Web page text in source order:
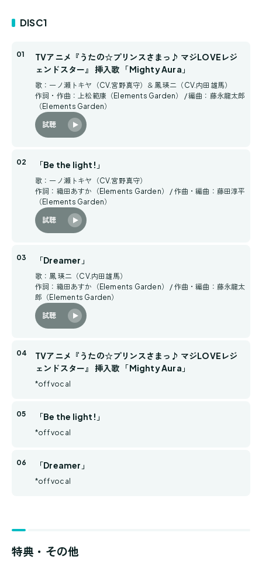
DISC1
TVアニメ『うたの☆プリンスさまっ♪ マジLOVEレジ
ェンドスター』 挿入歌 「Mighty Aura」
歌：一ノ瀬トキヤ（CV.宮野真守）＆鳳 瑛二（CV.内田雄馬）
作詞・作曲：上松範康（Elements Garden） / 編曲：藤永龍太郎
（Elements Garden）
試聴
「Be the light!」
歌：一ノ瀬トキヤ（CV.宮野真守）
作詞：織田あすか（Elements Garden） / 作曲・編曲：藤田淳平
（Elements Garden）
試聴
「Dreamer」
歌：鳳 瑛二（CV.内田雄馬）
作詞：織田あすか（Elements Garden） / 作曲・編曲：藤永龍太
郎（Elements Garden）
試聴
TVアニメ『うたの☆プリンスさまっ♪ マジLOVEレジ
ェンドスター』 挿入歌 「Mighty Aura」
*off vocal
「Be the light!」
*off vocal
「Dreamer」
*off vocal
特典・その他